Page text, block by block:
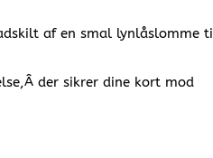
af en smal
der sikrer dine kort mod